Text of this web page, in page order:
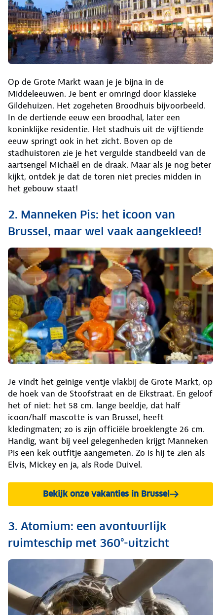
Op de Grote Markt waan je je bijna in de
Middeleeuwen. Je bent er omringd door klassieke
Gildehuizen. Het zogeheten Broodhuis bijvoorbeeld.
In de dertiende eeuw een broodhal, later een
koninklijke residentie. Het stadhuis uit de vijftiende
eeuw springt ook in het zicht. Boven op de
stadhuistoren zie je het vergulde standbeeld van de
aartsengel Michaël en de draak. Maar als je nog beter
kijkt, ontdek je dat de toren niet precies midden in
het gebouw staat!
2. Manneken Pis: het icoon van
Brussel, maar wel vaak aangekleed!
Je vindt het geinige ventje vlakbij de Grote Markt, op
de hoek van de Stoofstraat en de Eikstraat. En geloof
het of niet: het 58 cm. lange beeldje, dat half
icoon/half mascotte is van Brussel, heeft
kledingmaten; zo is zijn officiële broeklengte 26 cm.
Handig, want bij veel gelegenheden krijgt Manneken
Pis een kek outfitje aangemeten. Zo is hij te zien als
Elvis, Mickey en ja, als Rode Duivel.
Bekijk onze vakanties in Brussel
3. Atomium: een avontuurlijk
ruimteschip met 360°-uitzicht